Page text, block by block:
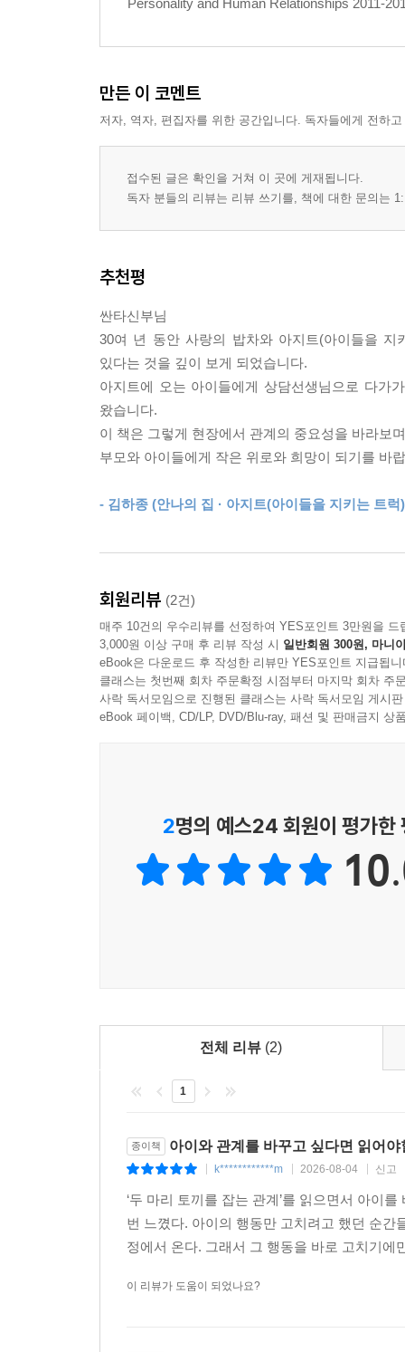
표현되지 못한 마음의 순간
아이 혼자 붙들고 있던 감정
해석이 달라질 때 관계도 달라진다
다섯 번째 여정 / 124p
아이와 부모의 기질 살펴보기(10문항 점검)
외동이라는 관계 구조
부모의 질문들(Q&A)
여섯 번째 여정 / 182p
한계를 세우고 관계를 지킬 때
한계는 통제가 아니라 관계의 구조
행동은 멈추되 존재는 건드리지 않는다
기준은 말보다 반복에서 세워진다
관계는 세대를 건너 이어진다
Personality and Human Relationships 2011-
만든 이 코멘트
저자, 역자, 편집자를 위한 공간입니다. 독자들에게 전하
접수된 글은 확인을 거쳐 이 곳에 게재됩니다.
독자 분들의 리뷰는 리뷰 쓰기를, 책에 대한 문의는
추천평
싼타신부님
30여 년 동안 사랑의 밥차와 아지트(아이들을
있다는 것을 깊이 보게 되었습니다.
아지트에 오는 아이들에게 상담선생님으로 다가
왔습니다.
이 책은 그렇게 현장에서 관계의 중요성을 바라보
부모와 아이들에게 작은 위로와 희망이 되기를 바
- 김하종 (안나의 집 · 아지트(아이들을 지키는 트
회원리뷰 (2건)
매주 10건의 우수리뷰를 선정하여 YES포인트 3만원을 드
3,000원 이상 구매 후 리뷰 작성 시 일반회원 300원, 마니
eBook은 다운로드 후 작성한 리뷰만 YES포인트 지급됩니
클래스는 첫번째 회차 주문확정 시점부터 마지막 회차 주
사락 독서모임으로 진행된 클래스는 사락 독서모임 게시
eBook 페이백, CD/LP, DVD/Blu-ray, 패션 및 판매금지 상
2명의 예스24 회원이 평가한
전체 리뷰 (2)
1
종이책 아이와 관계를 바꾸고 싶다면 읽어야
k************m 2026-08-04 신고
‘두 마리 토끼를 잡는 관계’를 읽으면서 아이
번 느꼈다. 아이의 행동만 고치려고 했던 순
정에서 온다. 그래서 그 행동을 바로 고치기
이 리뷰가 도움이 되었나요?